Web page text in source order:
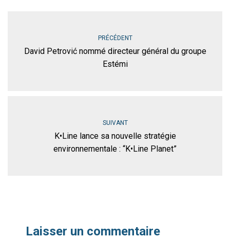
PRÉCÉDENT
David Petrović nommé directeur général du groupe
Estémi
SUIVANT
K•Line lance sa nouvelle stratégie
environnementale : “K•Line Planet”
Laisser un commentaire